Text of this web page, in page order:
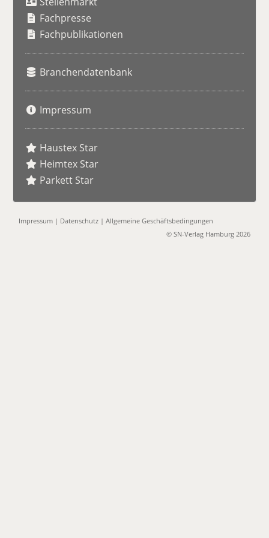
Fachpresse
Fachpublikationen
Branchendatenbank
Impressum
Haustex Star
Heimtex Star
Parkett Star
Impressum | Datenschutz |Allgemeine Geschäftsbedingungen
© SN-Verlag Hamburg 2026